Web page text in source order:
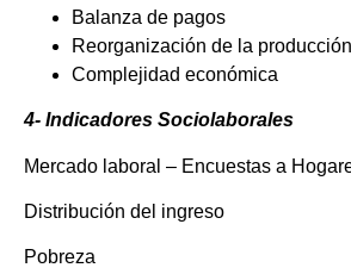
Balanza de pagos
Reorganización de la
Complejidad económica
4- Indicadores Sociolaborales
Mercado laboral – Encuestas a
Distribución del ingreso
Pobreza